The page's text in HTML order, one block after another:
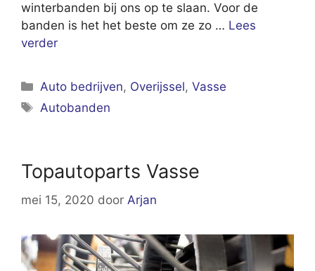
winterbanden bij ons op te slaan. Voor de
banden is het het beste om ze zo … Lees
verder
Categorieën
Auto bedrijven, Overijssel,Vasse
Tags
Autobanden
Topautoparts Vasse
mei 15, 2020 door Arjan